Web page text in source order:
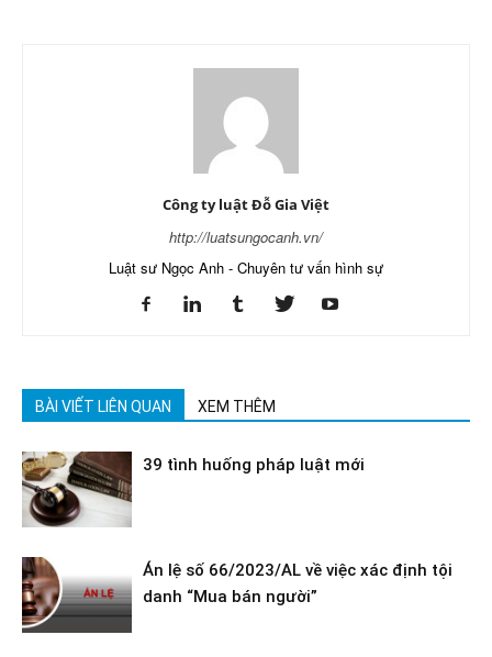
Công ty luật Đỗ Gia Việt
http://luatsungocanh.vn/
Luật sư Ngọc Anh - Chuyên tư vấn hình sự
BÀI VIẾT LIÊN QUAN XEM THÊM
39 tình huống pháp luật mới
Án lệ số 66/2023/AL về việc xác định tội
danh “Mua bán người”